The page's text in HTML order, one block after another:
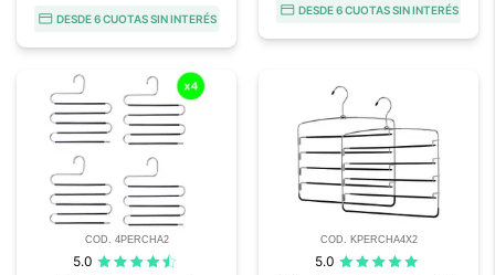
DESDE 6 CUOTAS SIN INTERÉS
DESDE 6 CUOTAS SIN INTERÉS
COD. 4PERCHA2
5.0
COD. KPERCHA4X2
5.0